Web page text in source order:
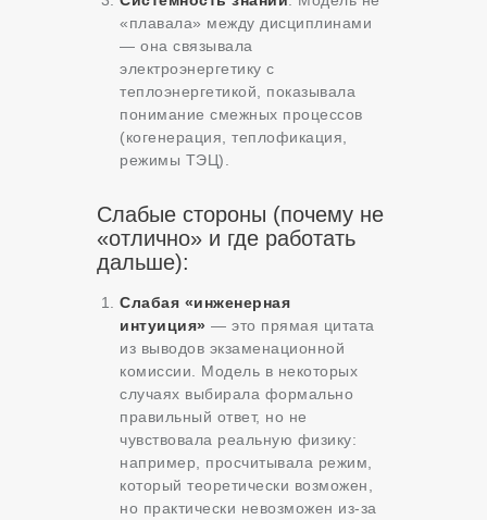
«плавала» между дисциплинами
— она связывала
электроэнергетику с
теплоэнергетикой, показывала
понимание смежных процессов
(когенерация, теплофикация,
режимы ТЭЦ).
Слабые стороны (почему не
«отлично» и где работать
дальше):
Слабая «инженерная
интуиция» — это прямая цитата
из выводов экзаменационной
комиссии. Модель в некоторых
случаях выбирала формально
правильный ответ, но не
чувствовала реальную физику:
например, просчитывала режим,
который теоретически возможен,
но практически невозможен из-за